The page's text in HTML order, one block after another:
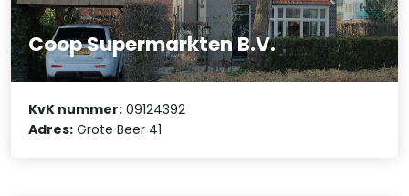
Coop Supermarkten B.V.
KvK nummer: 09124392
Adres: Grote Beer 41